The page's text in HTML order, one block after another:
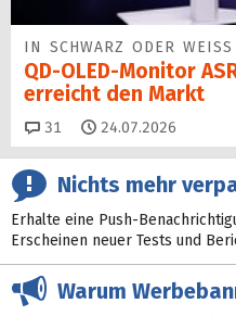
IN SCHWARZ ODER WEISS
QD-OLED-Monitor
erreicht den Markt
31 Kommentare
24.07.2026
Nichts mehr
Erhalte eine Push-
Erscheinen neuer Tests und
Warum